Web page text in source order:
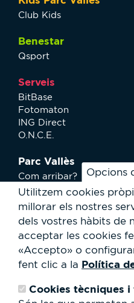
Opcions
Utilitzem cookies
millorar els nostres
dels vostres hàbits de
acceptar les cookies
«Accepto» o
fent clic a la Política
Cookies tècniques
Club Kids
Benestar
Qsport
Serveis
BitBase
Fotomaton
ING Direct
O.N.C.E.
Parc Vallès
Com arribar?
Plànol
Activitats
Serveis a l'usuari
Club Staff
Qui som?
Contacte
Cessió d'espais